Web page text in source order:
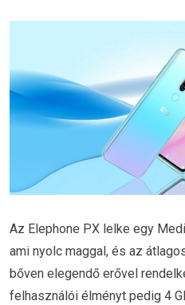
Az Elephone PX lelke egy
ami nyolc maggal, és az
bőven elegendő erővel
felhasználói élményt pedig 4